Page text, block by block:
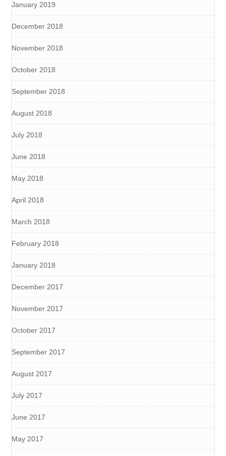
January 2019
December 2018
November 2018
October 2018
September 2018
August 2018
July 2018
June 2018
May 2018
April 2018
March 2018
February 2018
January 2018
December 2017
November 2017
October 2017
September 2017
August 2017
July 2017
June 2017
May 2017